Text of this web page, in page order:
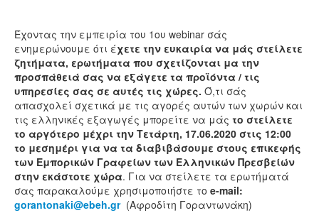
Έχοντας την εμπειρία του 1ου webinar σάς
ενημερώνουμε ότι έχετε την ευκαιρία να μάς στείλετε
ζητήματα, ερωτήματα που σχετίζονται μα την
προσπάθειά σας να εξάγετε τα προϊόντα / τις
υπηρεσίες σας σε αυτές τις χώρες. Ό,τι σάς
απασχολεί σχετικά με τις αγορές αυτών των χωρών και
τις ελληνικές εξαγωγές μπορείτε να μάς το στείλετε
το αργότερο μέχρι την Τετάρτη, 17.06.2020 στις 12:00
το μεσημέρι για να τα διαβιβάσουμε στους επικεφής
των Εμπορικών Γραφείων των Ελληνικών Πρεσβείών
στην εκάστοτε χώρα. Για να στείλετε τα ερωτήματά
σας παρακαλούμε χρησιμοποιήστε το e-mail:
gorantonaki@ebeh.gr (Aφροδίτη Γοραντωνάκη)